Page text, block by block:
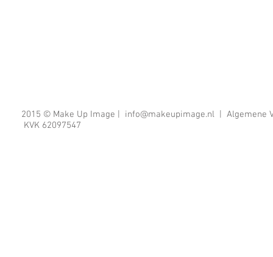
2015 © Make Up Image | info@makeupimage.nl | Algemene
KVK 62097547